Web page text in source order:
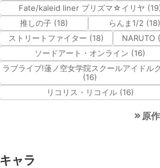
Fate/kaleid liner プリズマ☆イリヤ
推しの子 (18)
らんま1/2 (18)
ストリートファイター (18)
NARUTO
ソードアート・オンライン (16)
ラブライブ!蓮ノ空女学院スクールアイドル
(16)
リコリス・リコイル (16)
原
キャラ